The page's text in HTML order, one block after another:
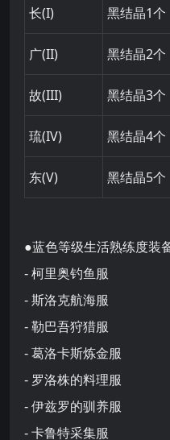
长(I) 黑结晶1个
广(II) 黑结晶2个
故(III) 黑结晶3个
琉(IV) 黑结晶4个
东(V) 黑结晶5个
●蓝色等级生活熟练度装
- 柯里奥钓鱼服
- 斯洛克航海服
- 勒巴吾狩猎服
- 葛洛卡斯炼金服
- 罗洛株的料理服
- 伊兹罗的驯养服
- 卡鲁特采集服